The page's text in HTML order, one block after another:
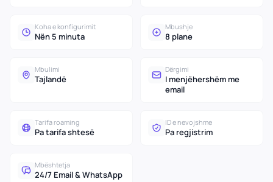
Koha e konfigurimit
Nën 5 minuta
Mbushje
8 plane
Mbulimi
Tajlandë
Dërgimi
I menjëhershëm me
email
Tarifa roaming
Pa tarifa shtesë
ID e nevojshme
Pa regjistrim
Mbështetja
24/7 Email & WhatsApp